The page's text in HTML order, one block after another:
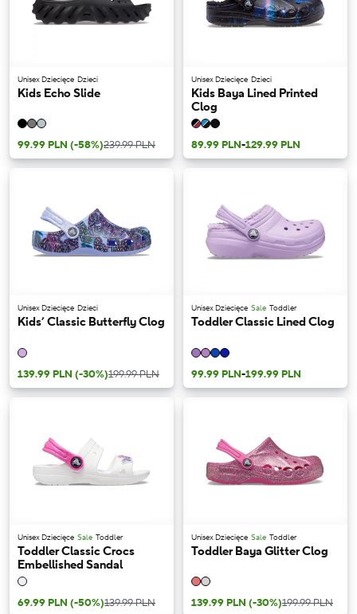
Unisex Dziecięce Dzieci
Kids Echo Slide
99.99 PLN (-58%)239.99 PLN
Unisex Dziecięce Dzieci
Kids Baya Lined Printed
Clog
89.99 PLN-129.99 PLN
Unisex Dziecięce Dzieci
Kids’ Classic Butterfly Clog
139.99 PLN (-30%)199.99 PLN
Unisex Dziecięce Sale Toddler
Toddler Classic Lined Clog
99.99 PLN-199.99 PLN
Unisex Dziecięce Sale Toddler
Toddler Classic Crocs
Embellished Sandal
69.99 PLN (-50%)139.99 PLN
Unisex Dziecięce Sale Toddler
Toddler Baya Glitter Clog
139.99 PLN (-30%)199.99 PLN